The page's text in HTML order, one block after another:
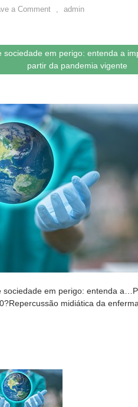
a Comment , admin
em perigo: entenda a
partir da pandemia vigente
sociedade em perigo: entenda
midiática da